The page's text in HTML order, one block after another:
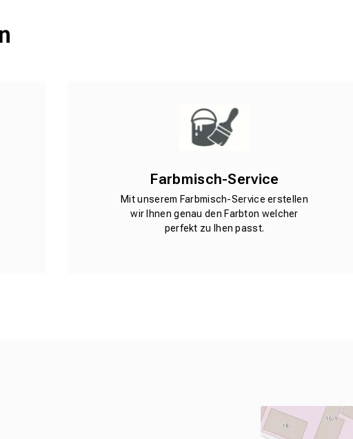
Farbmisch-Service
Mit unserem Farbmisch-Service erstellen
wir Ihnen genau den Farbton welcher
perfekt zu Ihen passt.